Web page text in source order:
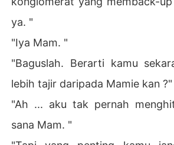
ya. "
"Iya Mam. "
"Baguslah. Berarti kamu
lebih tajir daripada Mamie kan ?"
"Ah ... aku tak pernah
sana Mam. "